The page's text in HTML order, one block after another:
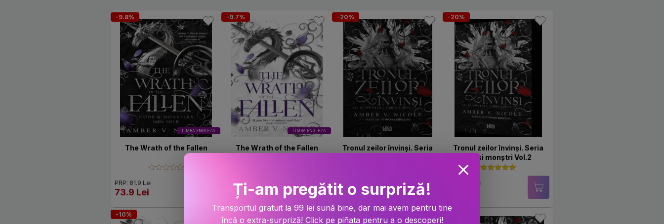
LIMBA ENGLEZA
-9.8%
The Wrath of the Fallen
PRP: 81.9 Lei
73.9 Lei
LIMBA ENGLEZA
-9.7%
The Wrath of the Fallen
PRP: 123.9 Lei
111.9 Lei
-20%
Tronul zeilor învinși. Seria
PRP: 129.9 Lei
103.9 Lei
-20%
Tronul zeilor învinși. Seria
Zei și monștri Vol.2
PRP: 135 Lei
-10% -9.9% -20%
Ți-am pregătit o surpriză!
Transportul gratuit la 99 lei sună bine, dar mai avem pentru tine
încă o extra-surpriză! Click pe piñata pentru a o descoperi!